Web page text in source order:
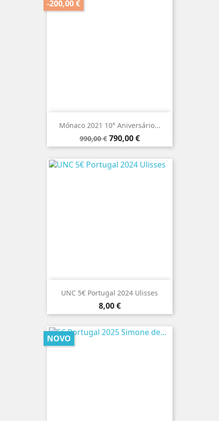
Mónaco 2021 10° Aniversário...
Preço
normal
990,00 €
-200,00 €
Preço
790,00 €
UNC 5€ Portugal 2024 Ulisses
Preço
8,00 €
NOVO